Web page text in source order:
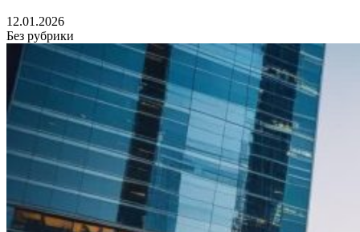
12.01.2026
Без рубрики